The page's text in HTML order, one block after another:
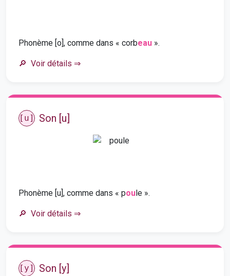
Phonème [o], comme dans « corbeau ».
Voir détails ⇒
[u] Son [u]
Phonème [u], comme dans « poule ».
Voir détails ⇒
[y] Son [y]